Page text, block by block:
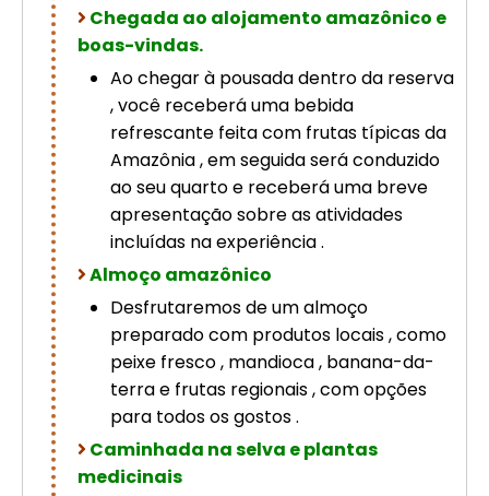
Chegada ao alojamento amazônico e
boas-vindas.
Ao chegar à pousada dentro da reserva
, você receberá uma bebida
refrescante feita com frutas típicas da
Amazônia , em seguida será conduzido
ao seu quarto e receberá uma breve
apresentação sobre as atividades
incluídas na experiência .
Almoço amazônico
Desfrutaremos de um almoço
preparado com produtos locais , como
peixe fresco , mandioca , banana-da-
terra e frutas regionais , com opções
para todos os gostos .
Caminhada na selva e plantas
medicinais